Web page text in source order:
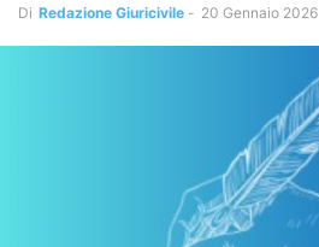
Di Redazione Giuricivile - 20 Gennaio 2026